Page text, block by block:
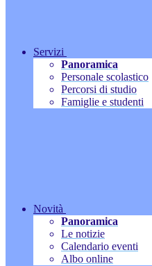
Servizi
Panoramica
Personale scolastico
Percorsi di studio
Famiglie e studenti
Novità
Panoramica
Le notizie
Calendario eventi
Albo online